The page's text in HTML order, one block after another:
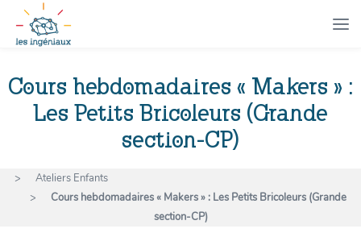
Cours hebdomadaires « Makers » :
Les Petits Bricoleurs (Grande
section-CP)
>
Ateliers Enfants
>
Cours hebdomadaires « Makers » : Les Petits Bricoleurs (Grande
section-CP)